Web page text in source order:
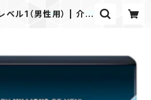
ル1（男性用） | 介護